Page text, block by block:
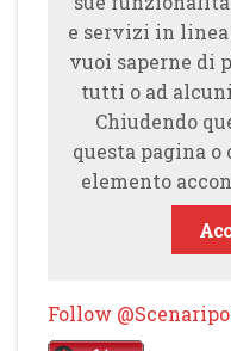
e servizi in linea
vuoi saperne di
tutti o ad
Chiudendo
questa pagina
elemento
Follow